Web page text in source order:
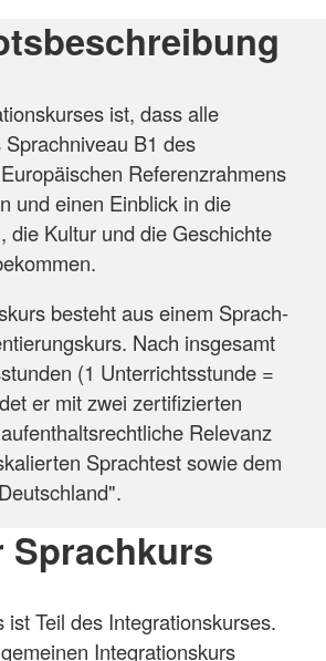
ist, dass alle
B1 des
Referenzrahmens
und einen Einblick in die
die Kultur und die Geschichte
besteht aus einem Sprach-
Nach insgesamt
(1 Unterrichtsstunde =
er mit zwei zertifizierten
Relevanz
Sprachtest sowie dem
Sprachkurs
ist Teil des Integrationskurses.
Integrationskurs